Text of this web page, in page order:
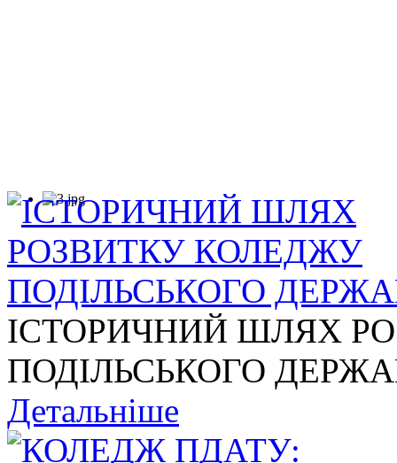
ІСТОРИЧНИЙ ШЛЯХ
ПОДІЛЬСЬКОГО
Детальніше